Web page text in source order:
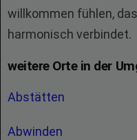
willkommen fühlen,
harmonisch verbindet.
weitere Orte in der
Abstätten
Abwinden